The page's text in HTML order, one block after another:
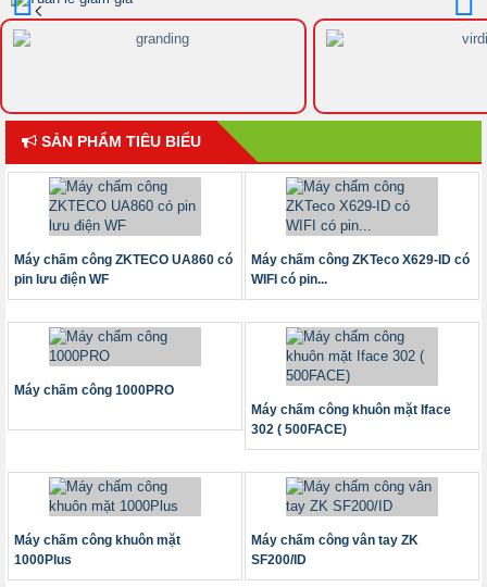
Sau
Trước
SẢN PHẨM TIÊU BIỂU
Máy chấm công ZKTECO UA860 có
pin lưu điện WF
Máy chấm công ZKTeco X629-ID có
WIFI có pin...
Máy chấm công 1000PRO
Máy chấm công khuôn mặt Iface
302 ( 500FACE)
Máy chấm công khuôn mặt
1000Plus
Máy chấm công vân tay ZK
SF200/ID